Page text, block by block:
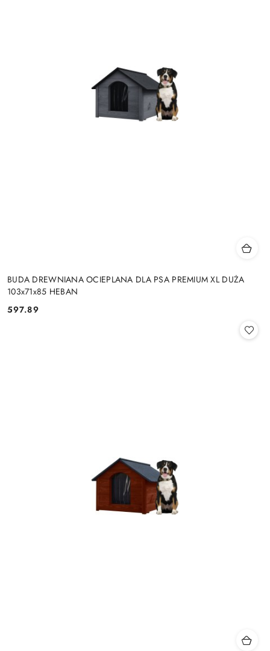
BUDA DREWNIANA OCIEPLANA DLA PSA PREMIUM XL DUŻA
103x71x85 HEBAN
Cena:
597.89